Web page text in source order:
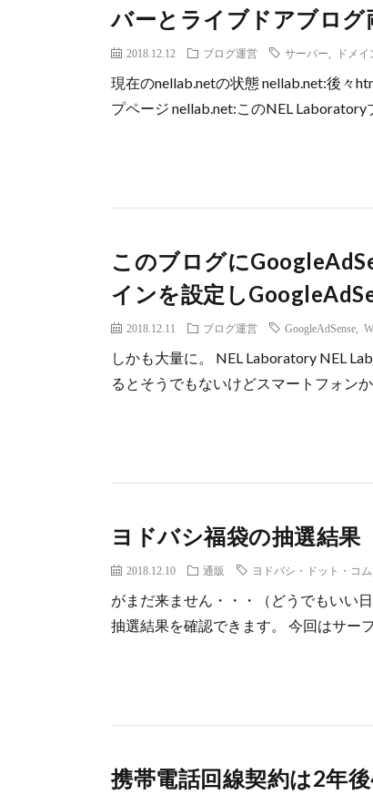
バーとライブドアブログ
2018.12.12 ブログ運営 サーバー ドメイ
現在のnellab.netの状態 nellab.net:後々
プページ nellab.net:このNEL
このブログに
インを設定し
2018.12.11 ブログ運営 GoogleAdSense
しかも大量に。 NEL Laboratory NEL
るとそうでもないけどスマートフォン
ヨドバシ福袋の抽選結果
2018.12.10 通販 ヨドバシ・ドット・コム
がまだ来ません・・・（どうでもいい
抽選結果を確認できます。 今回はサー
携帯電話回線契約は2年